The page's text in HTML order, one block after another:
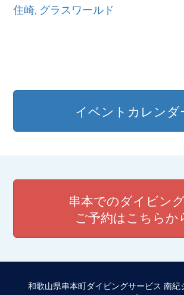
住崎, グラスワールド
イベントカレンダ
串本でのダイビン
ご予約はこちらか
和歌山県串本町ダイビングサービス 南紀